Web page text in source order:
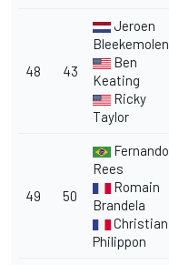
48 43
Jeroen
Bleekemolen
Ben
Keating
Ricky
Taylor
49 50
Fernando
Rees
Romain
Brandela
Christian
Philippon